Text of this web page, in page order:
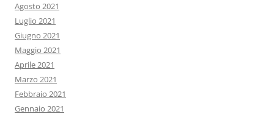
Agosto 2021
Luglio 2021
Giugno 2021
Maggio 2021
Aprile 2021
Marzo 2021
Febbraio 2021
Gennaio 2021